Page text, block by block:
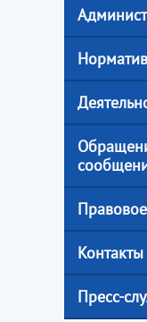
Контакты
Пресс-